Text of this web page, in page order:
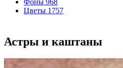
Фоны 968
Цветы 1757
Астры и каштаны